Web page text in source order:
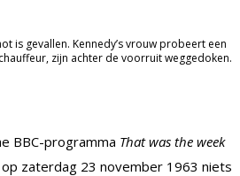
is gevallen. Kennedy’s vrouw probeert een
zijn achter de voorruit weggedoken.
BBC-programma That was the week
zaterdag 23 november 1963 niets